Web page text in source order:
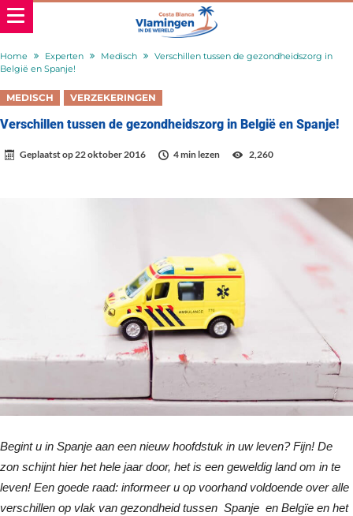
Home Experten Medisch
Verschillen tussen de gezondheidszorg in
België en Spanje!
MEDISCH VERZEKERINGEN
Verschillen tussen de gezondheidszorg in België en Spanje!
Geplaatst op22 oktober 2016 4 min lezen 2,260
Begint u in Spanje aan een nieuw hoofdstuk in uw leven? Fijn! De
zon schijnt hier het hele jaar door, het is een geweldig land om in te
leven! Een goede raad: informeer u op voorhand voldoende over alle
verschillen op vlak van gezondheid tussen Spanje en Belgïe en het